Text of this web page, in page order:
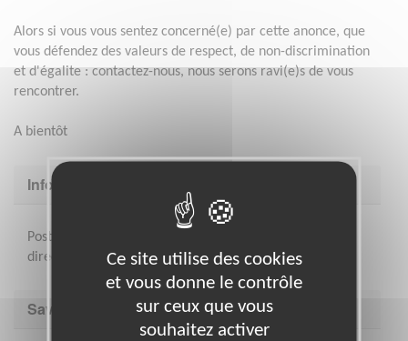
Alors si vous vous sentez concerné(e) par cette anonce, que
vous défendez des valeurs de respect, de non-discrimination
et d'égalite : contactez-nous, nous serons ravi(e)s de vous
rencontrer.
A bientôt
Informations complémentaires
Postuler via le site ou contacter Elise BERTIAUX
directement
Savoir être & compétences
Ce site utilise des cookies
et vous donne le contrôle
sur ceux que vous
souhaitez activer